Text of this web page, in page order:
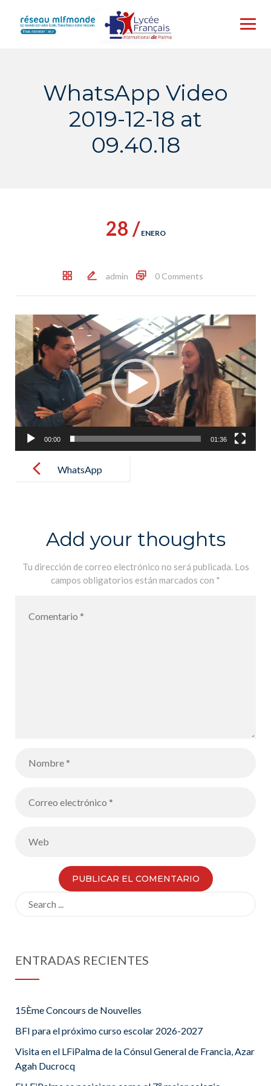
content
WhatsApp Video
2019-12-18 at
09.40.18
28 / ENERO
admin 0 Comments
Reproductor
de
vídeo
00:00 01:36
navigationWhatsApp
Add your thoughts
Tu dirección de correo electrónico no será publicada. Los
campos obligatorios están marcados con *
ENTRADAS RECIENTES
15Ème Concours de Nouvelles
BFI para el próximo curso escolar 2026-2027
Visita en el LFiPalma de la Cónsul General de Francia, Azar
Agah Ducrocq